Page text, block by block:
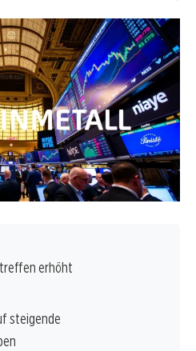
erhöht
steigende